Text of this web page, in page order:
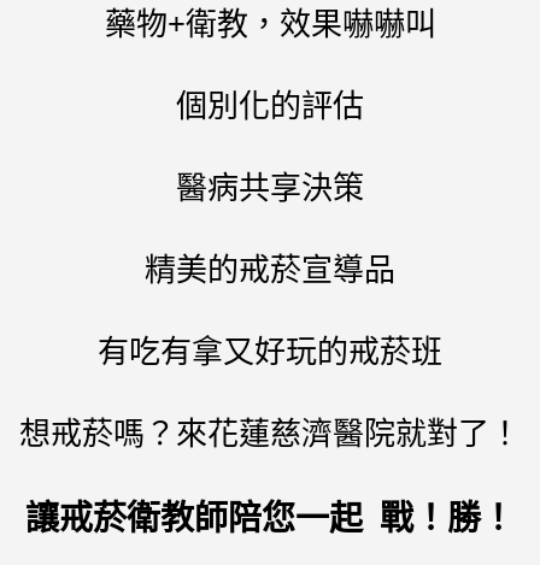
藥物+衛教，效果嚇嚇叫
個別化的評估
醫病共享決策
精美的戒菸宣導品
有吃有拿又好玩的戒菸班
想戒菸嗎？來花蓮慈濟醫院就對了！
讓戒菸衛教師陪您一起 戰！勝！